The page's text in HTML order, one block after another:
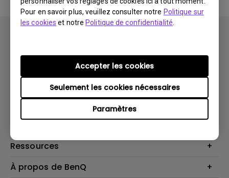
Pour en savoir plus, veuillez consulter notre Politique sur
les cookies et notre Politique de confidentialité
Paramètres
Seulement les cookies nécessaires
Accepter les cookies
Vidéoprojecteurs
Haut-parleur
Solutions
Contactez-nous
Recycling
Ressources
Centre de connaissances
À propos de BenQ